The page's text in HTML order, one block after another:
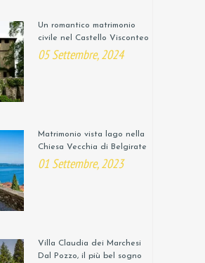
Un romantico matrimonio
civile nel Castello Visconteo
05 Settembre, 2024
Matrimonio vista lago nella
Chiesa Vecchia di Belgirate
01 Settembre, 2023
Villa Claudia dei Marchesi
Dal Pozzo, il più bel sogno